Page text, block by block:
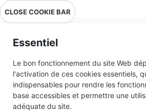
ALBUMS
CLOSE COOKIE BAR
Essentiel
Le bon fonctionnement du site Web
l'activation de ces cookies essentiels,
indispensables pour rendre les
base accessibles et permettre une
adéquate du site.